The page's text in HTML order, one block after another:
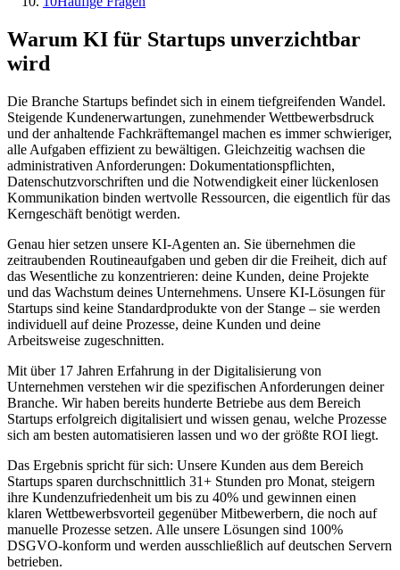
Warum KI für Startups unverzichtbar
wird
Die Branche Startups befindet sich in einem tiefgreifenden Wandel.
Steigende Kundenerwartungen, zunehmender Wettbewerbsdruck
und der anhaltende Fachkräftemangel machen es immer schwieriger,
alle Aufgaben effizient zu bewältigen. Gleichzeitig wachsen die
administrativen Anforderungen: Dokumentationspflichten,
Datenschutzvorschriften und die Notwendigkeit einer lückenlosen
Kommunikation binden wertvolle Ressourcen, die eigentlich für das
Kerngeschäft benötigt werden.
Genau hier setzen unsere KI-Agenten an. Sie übernehmen die
zeitraubenden Routineaufgaben und geben dir die Freiheit, dich auf
das Wesentliche zu konzentrieren: deine Kunden, deine Projekte
und das Wachstum deines Unternehmens. Unsere KI-Lösungen für
Startups sind keine Standardprodukte von der Stange – sie werden
individuell auf deine Prozesse, deine Kunden und deine
Arbeitsweise zugeschnitten.
Mit über 17 Jahren Erfahrung in der Digitalisierung von
Unternehmen verstehen wir die spezifischen Anforderungen deiner
Branche. Wir haben bereits hunderte Betriebe aus dem Bereich
Startups erfolgreich digitalisiert und wissen genau, welche Prozesse
sich am besten automatisieren lassen und wo der größte ROI liegt.
Das Ergebnis spricht für sich: Unsere Kunden aus dem Bereich
Startups sparen durchschnittlich 31+ Stunden pro Monat, steigern
ihre Kundenzufriedenheit um bis zu 40% und gewinnen einen
klaren Wettbewerbsvorteil gegenüber Mitbewerbern, die noch auf
manuelle Prozesse setzen. Alle unsere Lösungen sind 100%
DSGVO-konform und werden ausschließlich auf deutschen Servern
betrieben.